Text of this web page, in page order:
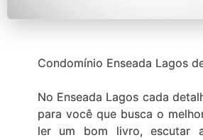
Condomínio Enseada Lagos
No Enseada Lagos cada
para você que busca o
ler um bom livro, escutar